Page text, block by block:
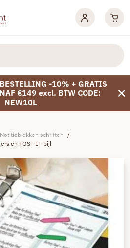
-10% + GRATIS
€149 excl. BTW CODE:
NEW10L
Notitieblokken schriften /
en POST-IT-pijl